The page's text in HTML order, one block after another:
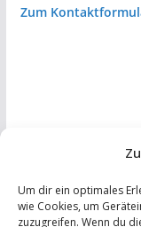
Um dir ein optimales
wie Cookies, um
zuzugreifen. Wenn du
Zum